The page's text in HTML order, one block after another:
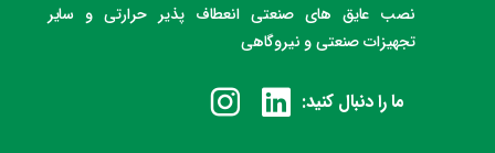
نصب عایق های صنعتی انعطاف پذیر حرارتی و سایر
تجهیزات صنعتی و نیروگاهی
ما را دنبال کنید: